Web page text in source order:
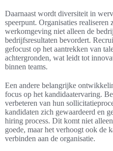
Daarnaast wordt diversiteit in
speerpunt. Organisaties
werkomgeving niet alleen de
bedrijfsresultaten bevordert.
gefocust op het aantrekken van
achtergronden, wat leidt tot
binnen teams.
Een andere belangrijke
focus op het kandidaatervaring.
verbeteren van hun
kandidaten zich gewaardeerd en
hiring process. Dit komt niet
goede, maar het verhoogt ook de
verbinden aan de organisatie.